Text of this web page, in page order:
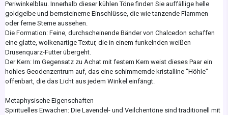
Periwinkelblau. Innerhalb dieser kühlen Töne finden Sie auffällige helle
goldgelbe und bernsteinerne Einschlüsse, die wie tanzende Flammen
oder ferne Sterne aussehen.
Die Formation: Feine, durchscheinende Bänder von Chalcedon schaffen
eine glatte, wolkenartige Textur, die in einem funkelnden weißen
Drusenquarz-Futter übergeht.
Der Kern: Im Gegensatz zu Achat mit festem Kern weist dieses Paar ein
hohles Geodenzentrum auf, das eine schimmernde kristalline "Höhle"
offenbart, die das Licht aus jedem Winkel einfängt.
Metaphysische Eigenschaften
Spirituelles Erwachen: Die Lavendel- und Veilchentöne sind traditionell mit